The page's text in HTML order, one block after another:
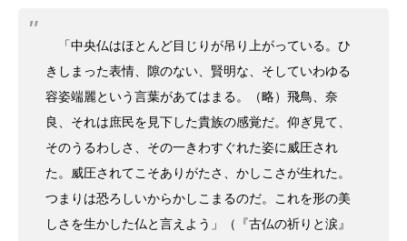
「中央仏はほとんど目じりが吊り上がっている。ひ
きしまった表情、隙のない、賢明な、そしていわゆる
容姿端麗という言葉があてはまる。（略）飛鳥、奈
良、それは庶民を見下した貴族の感覚だ。仰ぎ見て、
そのうるわしさ、その一きわすぐれた姿に威圧され
た。威圧されてこそありがたさ、かしこさが生れた。
つまりは恐ろしいからかしこまるのだ。これを形の美
しさを生かした仏と言えよう」（『古仏の祈りと涙』